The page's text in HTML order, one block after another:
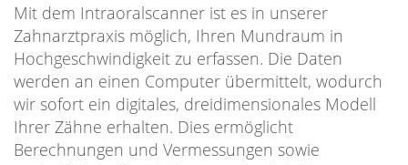
Mit dem Intraoralscanner ist es in unserer
Zahnarztpraxis möglich, Ihren Mundraum in
Hochgeschwindigkeit zu erfassen. Die Daten
werden an einen Computer übermittelt, wodurch
wir sofort ein digitales, dreidimensionales Modell
Ihrer Zähne erhalten. Dies ermöglicht
Berechnungen und Vermessungen sowie